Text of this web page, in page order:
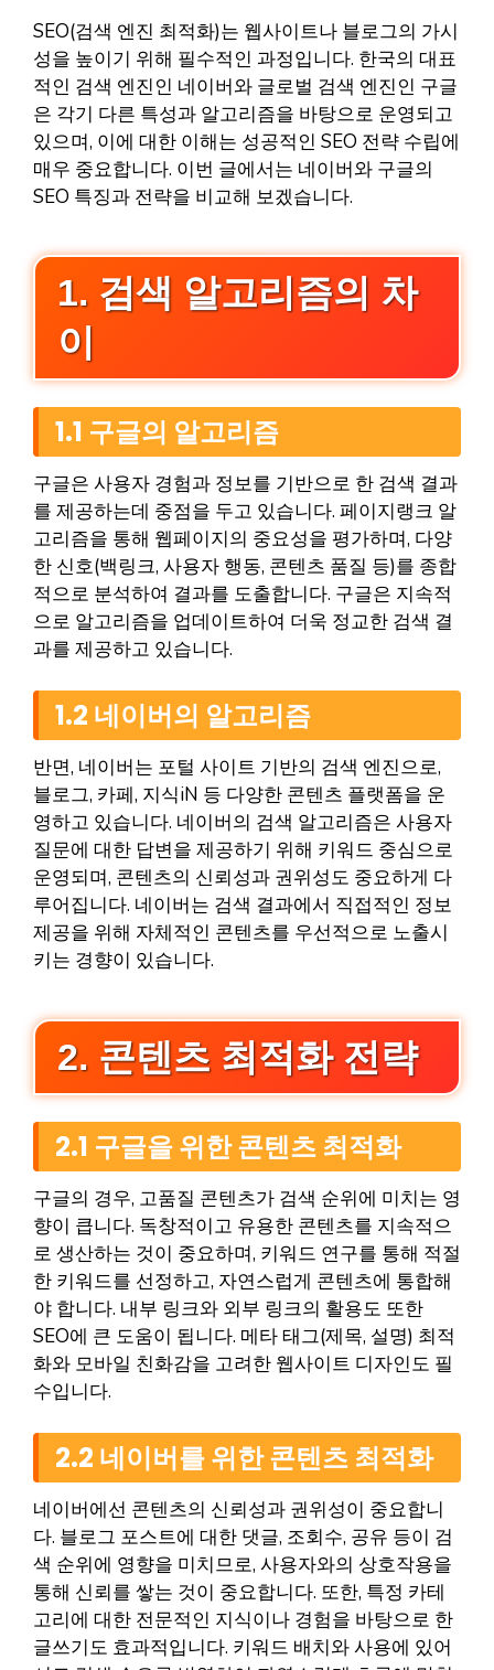
SEO(검색 엔진 최적화)는 웹사이트나 블로그의 가시
성을 높이기 위해 필수적인 과정입니다. 한국의 대표
적인 검색 엔진인 네이버와 글로벌 검색 엔진인 구글
은 각기 다른 특성과 알고리즘을 바탕으로 운영되고
있으며, 이에 대한 이해는 성공적인 SEO 전략 수립에
매우 중요합니다. 이번 글에서는 네이버와 구글의
SEO 특징과 전략을 비교해 보겠습니다.
1. 검색 알고리즘의 차
이
1.1 구글의 알고리즘
구글은 사용자 경험과 정보를 기반으로 한 검색 결과
를 제공하는데 중점을 두고 있습니다. 페이지랭크 알
고리즘을 통해 웹페이지의 중요성을 평가하며, 다양
한 신호(백링크, 사용자 행동, 콘텐츠 품질 등)를 종합
적으로 분석하여 결과를 도출합니다. 구글은 지속적
으로 알고리즘을 업데이트하여 더욱 정교한 검색 결
과를 제공하고 있습니다.
1.2 네이버의 알고리즘
반면, 네이버는 포털 사이트 기반의 검색 엔진으로,
블로그, 카페, 지식iN 등 다양한 콘텐츠 플랫폼을 운
영하고 있습니다. 네이버의 검색 알고리즘은 사용자
질문에 대한 답변을 제공하기 위해 키워드 중심으로
운영되며, 콘텐츠의 신뢰성과 권위성도 중요하게 다
루어집니다. 네이버는 검색 결과에서 직접적인 정보
제공을 위해 자체적인 콘텐츠를 우선적으로 노출시
키는 경향이 있습니다.
2. 콘텐츠 최적화 전략
2.1 구글을 위한 콘텐츠 최적화
구글의 경우, 고품질 콘텐츠가 검색 순위에 미치는 영
향이 큽니다. 독창적이고 유용한 콘텐츠를 지속적으
로 생산하는 것이 중요하며, 키워드 연구를 통해 적절
한 키워드를 선정하고, 자연스럽게 콘텐츠에 통합해
야 합니다. 내부 링크와 외부 링크의 활용도 또한
SEO에 큰 도움이 됩니다. 메타 태그(제목, 설명) 최적
화와 모바일 친화감을 고려한 웹사이트 디자인도 필
수입니다.
2.2 네이버를 위한 콘텐츠 최적화
네이버에선 콘텐츠의 신뢰성과 권위성이 중요합니
다. 블로그 포스트에 대한 댓글, 조회수, 공유 등이 검
색 순위에 영향을 미치므로, 사용자와의 상호작용을
통해 신뢰를 쌓는 것이 중요합니다. 또한, 특정 카테
고리에 대한 전문적인 지식이나 경험을 바탕으로 한
글쓰기도 효과적입니다. 키워드 배치와 사용에 있어